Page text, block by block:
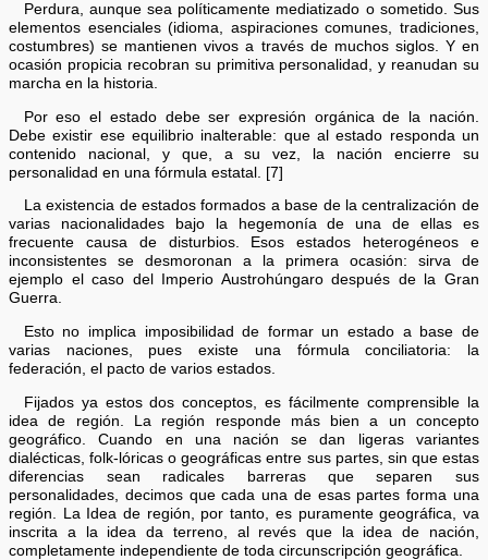
Perdura, aunque sea políticamente mediatizado o sometido. Sus
elementos esenciales (idioma, aspiraciones comunes, tradiciones,
costumbres) se mantienen vivos a través de muchos siglos. Y en
ocasión propicia recobran su primitiva personalidad, y reanudan su
marcha en la historia.
Por eso el estado debe ser expresión orgánica de la nación.
Debe existir ese equilibrio inalterable: que al estado responda un
contenido nacional, y que, a su vez, la nación encierre su
personalidad en una fórmula estatal. [7]
La existencia de estados formados a base de la centralización de
varias nacionalidades bajo la hegemonía de una de ellas es
frecuente causa de disturbios. Esos estados heterogéneos e
inconsistentes se desmoronan a la primera ocasión: sirva de
ejemplo el caso del Imperio Austrohúngaro después de la Gran
Guerra.
Esto no implica imposibilidad de formar un estado a base de
varias naciones, pues existe una fórmula conciliatoria: la
federación, el pacto de varios estados.
Fijados ya estos dos conceptos, es fácilmente comprensible la
idea de región. La región responde más bien a un concepto
geográfico. Cuando en una nación se dan ligeras variantes
dialécticas, folk-lóricas o geográficas entre sus partes, sin que estas
diferencias sean radicales barreras que separen sus
personalidades, decimos que cada una de esas partes forma una
región. La Idea de región, por tanto, es puramente geográfica, va
inscrita a la idea da terreno, al revés que la idea de nación,
completamente independiente de toda circunscripción geográfica.